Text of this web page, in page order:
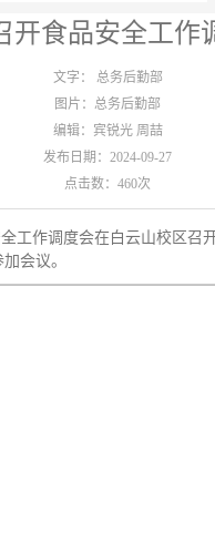
开食品安全工作
文字： 总务后勤部
图片：总务后勤部
编辑：宾锐光 周喆
发布日期：2024-09-27
点击数： 460次
工作调度会在白云山校区召
会议。